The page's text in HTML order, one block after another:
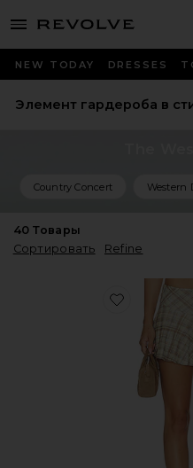
menu - shows more content
NEW TODAY DRESSES
Элемент гардероба в
Country Concert Western
40 Товары
Сортировать
Refine
Favorite ЮБКА